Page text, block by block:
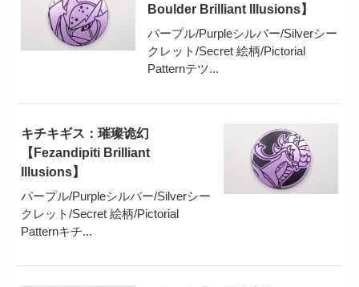
Boulder Brilliant Illusions】
パープル/Purpleシルバー/Silverシー
クレット/Secret 絵柄/Pictorial
Patternテツ...
キチキギス：璀璨诡幻
【Fezandipiti Brilliant
Illusions】
パープル/Purpleシルバー/Silverシー
クレット/Secret 絵柄/Pictorial
Patternキチ...